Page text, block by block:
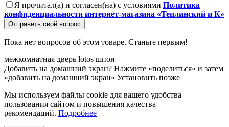
Я прочитал(а) и согласен(на) с условиями Политика
конфиденциальности интернет-магазина «Теплинский и К»
Отправить свой вопрос
Пока нет вопросов об этом товаре. Станьте первым!
межкомнатная дверь lotos шпон
Добавить на домашний экран? Нажмите «поделиться» и затем
«добавить на домашний экран» Установить позже
Мы используем файлы cookie для вашего удобства
пользования сайтом и повышения качества
рекомендаций. Подробнее